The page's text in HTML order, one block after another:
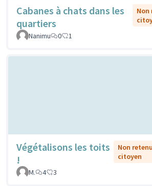
Cabanes à chats dans les
quartiers
Non
Nanimu
0 1
Végétalisons les toits
!
Non
citoyen
M.
4 3